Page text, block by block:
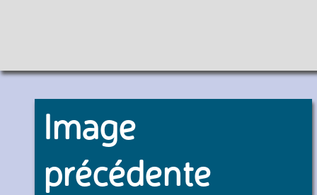
Image
précédente